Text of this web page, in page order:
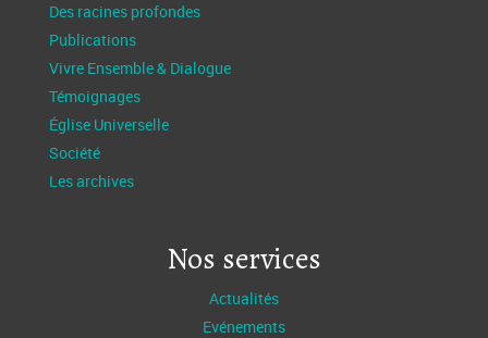
Des racines profondes
Publications
Vivre Ensemble & Dialogue
Témoignages
Église Universelle
Société
Les archives
Nos services
Actualités
Evénements